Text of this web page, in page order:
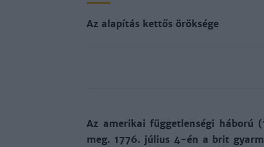
Az alapítás kettős öröksége
Az amerikai függetlenségi háború
meg. 1776. július 4-én a brit